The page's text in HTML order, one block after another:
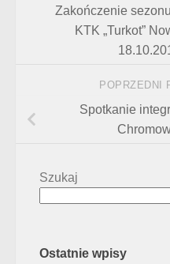
Zakończenie
KTK „Turkot”
POPRZEDNI
Spotkanie
Szukaj
Ostatnie wpisy